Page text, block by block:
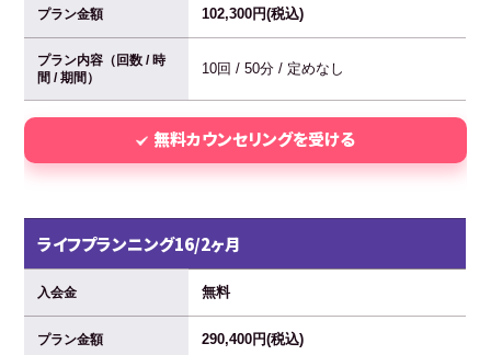
プラン金額 102,300円(税込)
プラン内容（回数 / 時
間 / 期間）
10回 / 50分 / 定めなし
無料カウンセリングを受ける
ライフプランニング16/2ヶ月
入会金 無料
プラン金額 290,400円(税込)